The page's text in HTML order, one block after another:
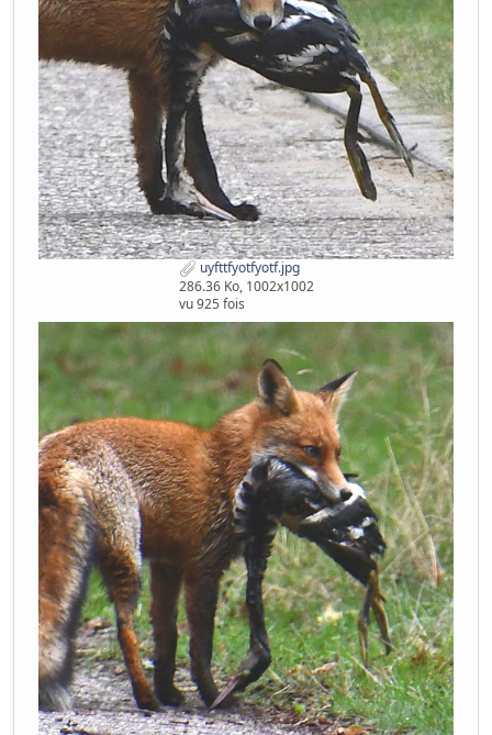
uyfttfyotfyotf.jpg
286.36 Ko, 1002x1002
vu 925 fois